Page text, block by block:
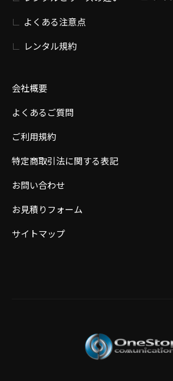
よくある注意点
レンタル規約
会社概要
よくあるご質問
ご利用規約
特定商取引法に関する表記
お問い合わせ
お見積りフォーム
サイトマップ